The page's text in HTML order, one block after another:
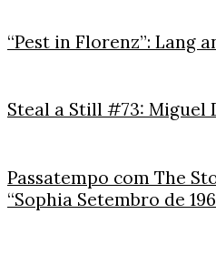
“Pest in Florenz”: Lang
Steal a Still #73: Miguel
Passatempo com The
“Sophia Setembro de